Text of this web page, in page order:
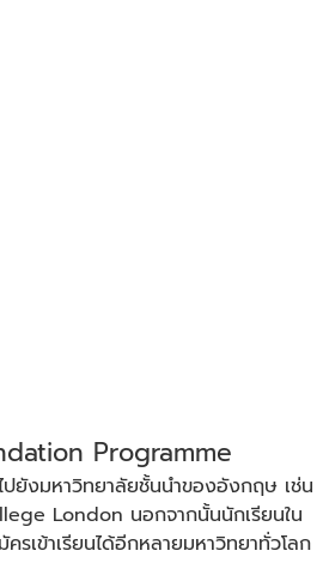
Programme
ยังมหาวิทยาลัยชั้นนำของอังกฤษ เช่น
London นอกจากนั้นนักเรียนใน
รเข้าเรียนได้อีกหลายมหาวิทยาทั่วโลก